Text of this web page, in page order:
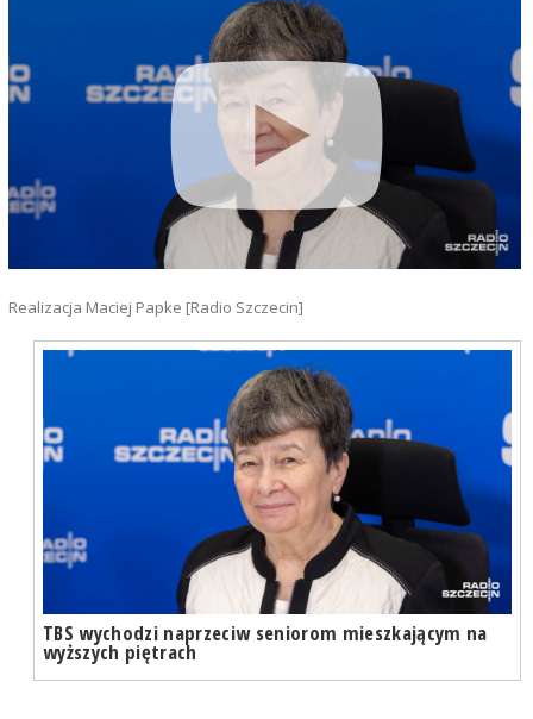
Realizacja Maciej Papke [Radio Szczecin]
TBS wychodzi naprzeciw seniorom mieszkającym na
wyższych piętrach